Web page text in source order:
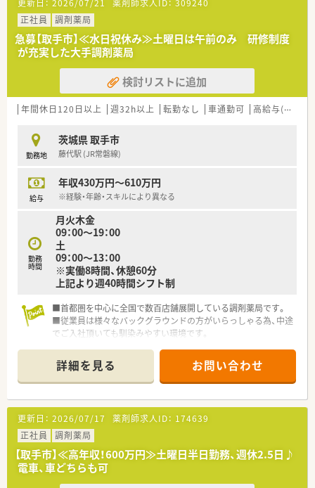
◇すぐに慣れる職場環境の充実
ボイス薬歴も導入されており、
薬剤師がよりスムーズに調剤、安心して服薬指導できるよう
監査システムなども整っています！
ご経験が少ない方、ブランクのある方でも
安心してご就業開始可能です。
◇風通しの良い環境
幅広い年齢層の方が活躍しています。
また男女比も半々で風通しよく学びあえる環境です。
◇地域と人を結ぶ「健康教室」の開催
社外から講師を招き、地域の皆様へ
◇学会発表と調剤過誤防止研究会
学会発表は日々の取り組みから奨励し、
調剤過誤防止については「研究会報」として
全社共有しています。
東証プライム上場企業グループ会社です。
信頼される薬局であり続けるために
ＱＯＬ(生活の質)、ＡＤＬ(日常生活動作)を考慮した
服薬指導、最新のＩＣＴを導入した薬歴管理を行っています。
常に患者さまのそばにいて、患者さまの健康を守り続ける。
そのために最新システムの導入や健康フェアの開催を通じて、
患者さまとのコミュニケーションをしながら
地域に根ざした薬局を作り上げています。
在宅医療は東北から沖縄まで多くの店舗にて取り組んでいます！
更新日： 2026/07/21 薬剤師求人ID： 309240
正社員
調剤薬局
急募【取手市】≪水日祝休み≫土曜日は午前のみ 研修制度
が充実した大手調剤薬局
検討リストに追加
年間休日120日以上 週32h以上 転勤なし 車通勤可 高給与(600万円以上)
勤務地
茨城県 取手市
藤代駅 (JR常磐線)
給与
年収430万円～610万円
※経験・年齢・スキルにより異なる
勤務
時間
月火木金
09：00～19：00
土
09：00～13：00
※実働8時間、休憩60分
上記より週40時間シフト制
■首都圏を中心に全国で数百店舗展開している調剤薬局です。
■従業員は様々なバックグラウンドの方がいらっしゃる為、中途
でご入社頂いても馴染みやすい環境です。
アマネージャーへのキャリアパスも可能です。
■電子薬歴はもちろんのこと、監査システムが完備されています
し分包機は円盤・Ｖマス両方導入済みです。軟膏の練り機も入っ
ています。効率的に過誤の心配なくお仕事出来ます。
■教育制度充実！中途入社の方はOJTでしっかり研修して頂けま
す。入社3年目までフォローアップ研修もあります。未経験やブ
ランクのある方も安心してご就業可能ですね。
■産休育休取得率ほぼ100%！復帰後はお子さんが3歳まで育児
時短正社員としてご勤務可能です
詳細を見る お問い合わせ
更新日： 2026/07/17 薬剤師求人ID： 174639
正社員
調剤薬局
【取手市】≪高年収！600万円≫土曜日半日勤務、週休2.5日♪
電車、車どちらも可